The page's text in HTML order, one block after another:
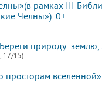
рамках III
Челны»). 0+
природу: землю,
17/15)
просторам